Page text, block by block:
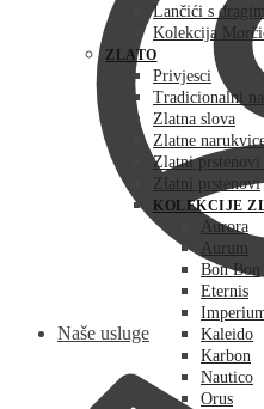
Naše usluge
Lančići s
Kolekcija
ZLATO
Privjesci
Tradicionalni
Zlatna slova
Zlatne
Zlatni prstenovi
Zlatni prstenovi
KOLEKCIJE
Aurora
Aurum
Bon Bon
Eternis
Kaleido
Karbon
Nautico
Orus